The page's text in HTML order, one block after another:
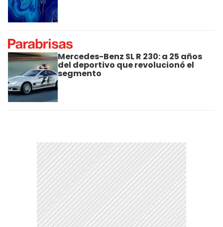
Mercedes-Benz SL R 230: a 25 años
del deportivo que revolucionó el
segmento